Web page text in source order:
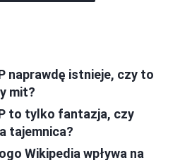
naprawdę istnieje, czy to
mit?
to tylko fantazja, czy
tajemnica?
Wikipedia wpływa na